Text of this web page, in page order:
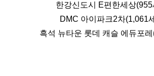
한강신도시 E편한세상
DMC 아이파크2차(1,061
흑석 뉴타운 롯데 캐슬 에듀포